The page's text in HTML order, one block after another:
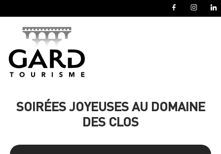
SOIRÉES JOYEUSES AU DOMAINE
DES CLOS